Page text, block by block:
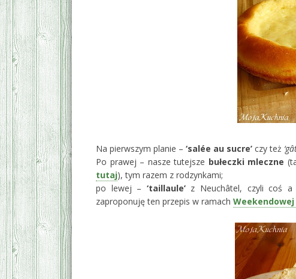
Na pierwszym planie – ‘salée au sucre’ czy też
Po prawej – nasze tutejsze bułeczki mleczne
tutaj), tym razem z rodzynkami;
po lewej – ‘taillaule’z Neuchâtel, czyli coś a
zaproponuję ten przepis w ramach